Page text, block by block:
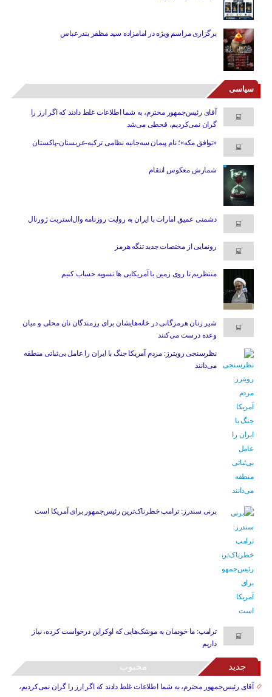
برگزاری مراسم ویژه در امامزاده سید مظفر بندرعباس
سیاسی
آقای رئیس‌جمهور محترم، به شما اطلاعات غلط دادند که اگر ارز را
گران نمی‌کردیم، قحطی می‌شد
«توافق مکه»؛ نام پیمان سه‌جانبه نظامی ترکیه-عربستان-پاکستان
شمارش معکوس انتقام
دشمنی عمیق امارات با ایران به روایت روزنامه وال‌استریت ژورنال
رونمایی از مختصات جدید تنگه هرمز
منتظریم تا روی زمین با آمریکایی ها تسویه حساب کنیم
شیر زنان هرمزگانی در خانه‌هایشان برای رزمندگان نان محلی و میان
وعده درست می‌کنند
نظرسنجی رویترز: مردم آمریکا جنگ با ایران را عامل بی‌ثباتی منطقه
می‌دانند
برنی سندرز: ترامپ خطرناک‌ترین رئیس‌جمهور برای آمریکا است
ترامپ: ما خودمان به موشک‌هایی که اوکراین درخواست کرده، نیاز
داریم
جدید محبوب
آقای رئیس‌جمهور محترم، به شما اطلاعات غلط دادند که اگر ارز را گران نمی‌کردیم،